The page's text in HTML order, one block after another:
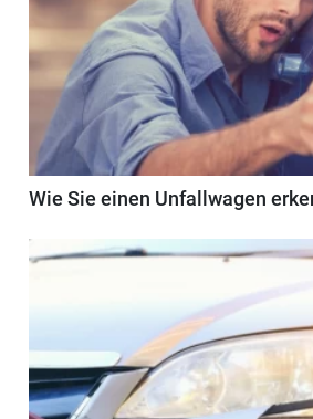
Wie Sie einen Unfallwagen